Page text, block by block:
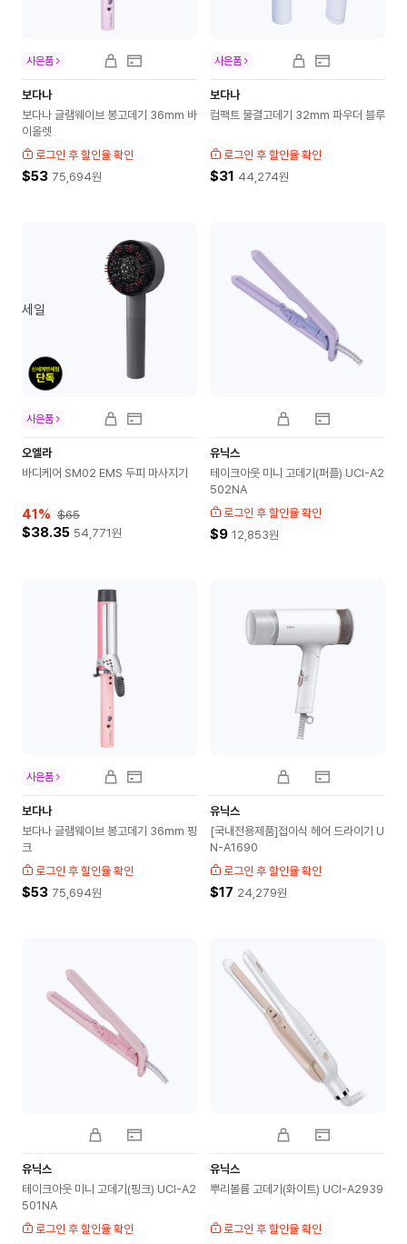
보다나
보다나 글램웨이브 봉고데기 36mm 바
이올렛
로그인 후 할인율 확인
$53 75,694원
사은품
보다나
컴팩트 물결고데기 32mm 파우더 블루
로그인 후 할인율 확인
$31 44,274원
사은품
세일
오엘라
바디케어 SM02 EMS 두피 마사지기
41% $65
$38.35 54,771원
사은품
유닉스
테이크아웃 미니 고데기(퍼플) UCI-A2
502NA
로그인 후 할인율 확인
$9 12,853원
보다나
보다나 글램웨이브 봉고데기 36mm 핑
크
로그인 후 할인율 확인
$53 75,694원
사은품
유닉스
[국내전용제품]접이식 헤어 드라이기 U
N-A1690
로그인 후 할인율 확인
$17 24,279원
유닉스
테이크아웃 미니 고데기(핑크) UCI-A2
501NA
로그인 후 할인율 확인
유닉스
뿌리볼륨 고데기(화이트) UCI-A2939
로그인 후 할인율 확인